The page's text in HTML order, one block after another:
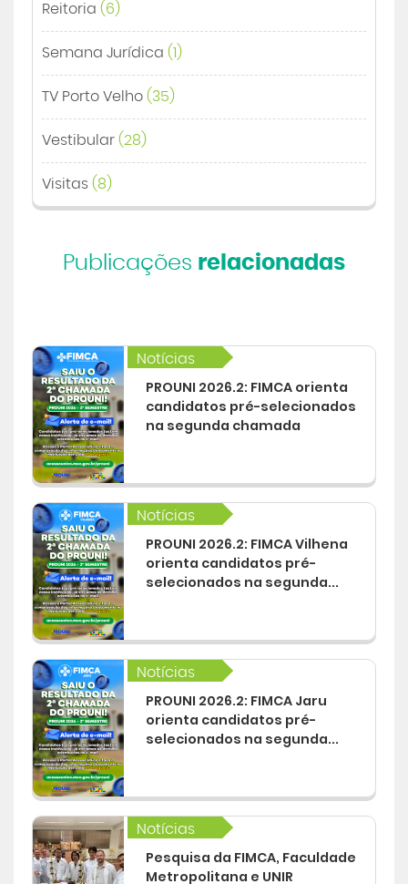
Reitoria (6)
Semana Jurídica (1)
TV Porto Velho (35)
Vestibular (28)
Visitas (8)
Publicações relacionadas
Notícias
PROUNI 2026.2: FIMCA orienta
candidatos pré-selecionados
na segunda chamada
Notícias
PROUNI 2026.2: FIMCA Vilhena
orienta candidatos pré-
selecionados na segunda...
Notícias
PROUNI 2026.2: FIMCA Jaru
orienta candidatos pré-
selecionados na segunda...
Notícias
Pesquisa da FIMCA, Faculdade
Metropolitana e UNIR